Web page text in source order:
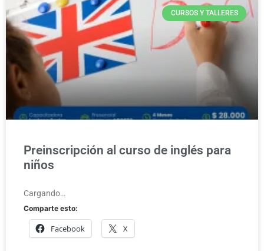
CURSOS Y TALLERES
Preinscripción al curso de inglés para
niños
Cargando…
Comparte esto:
Facebook X